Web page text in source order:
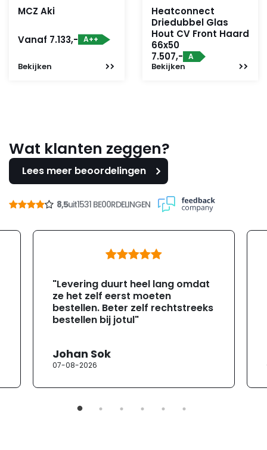
MCZ Aki
Vanaf 7.133,- A++
Bekijken
Heatconnect
Driedubbel Glas
Hout CV Front Haard
66x50
7.507,- A
Bekijken
Wat klanten zeggen?
Lees meer beoordelingen
8,5uit1531 BE00RDELINGEN
"Levering duurt heel lang omdat
ze het zelf eerst moeten
bestellen. Beter zelf rechtstreeks
bestellen bij jotul"
Johan Sok
07-08-2026